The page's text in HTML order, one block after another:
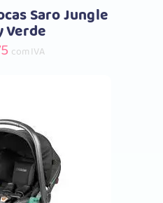
Saro Jungle
Verde
com IVA